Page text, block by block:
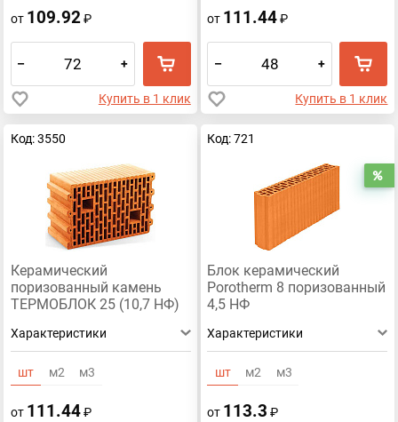
от 109.92₽
– +
Купить в 1 клик
от 111.44₽
– +
Купить в 1 клик
Код: 3550
Керамический
поризованный камень
ТЕРМОБЛОК 25 (10,7 НФ)
Характеристики
шт м2 м3
от 111.44₽
Код: 721
Блок керамический
Porotherm 8 поризованный
4,5 НФ
Характеристики
шт м2 м3
от 113.3 ₽